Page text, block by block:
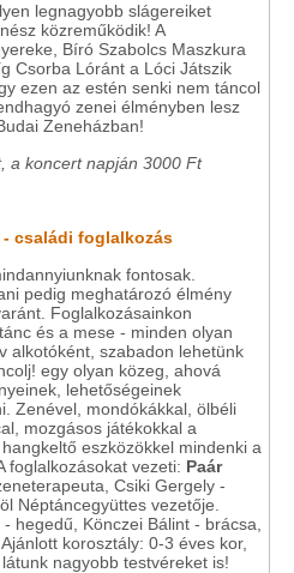
legnagyobb slágereiket
közreműködik! A
Bíró Szabolcs Maszkura
Csorba Lóránt a Lóci Játszik
ezen az estén senki nem táncol
zenei élményben lesz
Zeneházban!
a koncert napján 3000 Ft
családi foglalkozás
fontosak.
pedig meghatározó élmény
Foglalkozásainkon
és a mese - minden olyan
alkotóként, szabadon lehetünk
egy olyan közeg, ahová
lehetőségeinek
Zenével, mondókákkal, ölbéli
mozgásos játékokkal a
eszközökkel mindenki a
foglalkozásokat vezeti: Paár
Csiki Gergely -
Néptáncegyüttes vezetője.
hegedű, Könczei Bálint - brácsa,
korosztály: 0-3 éves kor,
nagyobb testvéreket is!